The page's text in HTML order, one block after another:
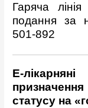
Гаряча
подання за
501-892
Е-
статусу на